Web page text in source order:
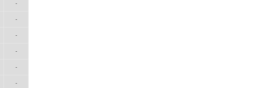
-
-
-
-
-
-